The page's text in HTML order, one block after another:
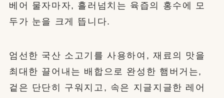
베어 물자마자, 흘러넘치는 육즙의 홍수에 모
두가 눈을 크게 뜹니다.
엄선한 국산 소고기를 사용하여, 재료의 맛을
최대한 끌어내는 배합으로 완성한 햄버거는,
겉은 단단히 구워지고, 속은 지글지글한 레어